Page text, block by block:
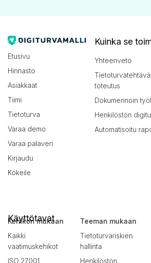
Etusivu
Hinnasto
Asiakkaat
Tiimi
Tietoturva
Varaa demo
Varaa palaveri
Kirjaudu
Kokeile
Kuinka se
Yhteenveto
toteutus
Dokumennoin
Henkilöstön
Automatisoitu
Käyttötavat
Kehikon mukaan
Kaikki
vaatimuskehikot
ISO 27001
Teeman mukaan
Tietoturvariskien
hallinta
Henkilöstön